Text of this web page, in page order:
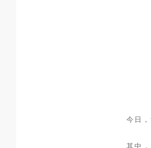
今日
其中，